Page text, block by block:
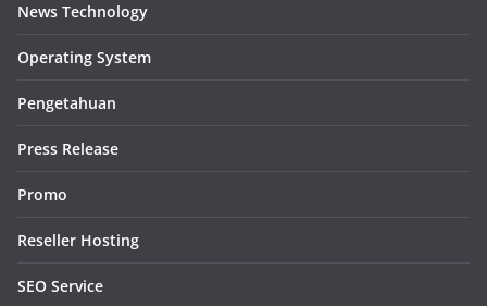
News Technology
Operating System
Pengetahuan
Press Release
Promo
Reseller Hosting
SEO Service